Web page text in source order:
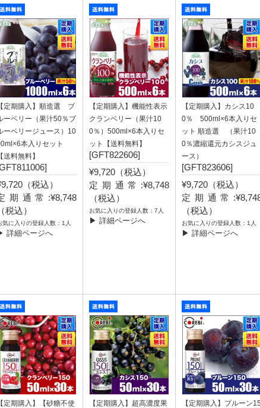
【定期購入】順造選 ブ
ーベリー（果汁50％ブ
ーベリージュース）10
本入りセット
【送料無料】
（税込）
期通常:¥8,748
（税込）
気に入りの登録人数：1人
詳細ページへ
【定期購入】機能性表示
クランベリー（果汁10
0％）500ml×6本入りセ
ット【送料無料】
[GFT822606]
¥9,720（税込）
定期通常:¥8,748
（税込）
お気に入りの登録人数：7人
▶ 詳細ページへ
【定期購入】カシス10
0％ 500ml×6本入りセ
ット 順造選 （果汁10
0％濃縮還元カシスジュ
ース）
[GFT823606]
¥9,720（税込）
定期通常
（税込）
お気に入りの登録人数：1人
▶ 詳細ページへ
【定期購入】【砂糖不使
【定期購入】超高濃度果
【定期購入】プルーン15